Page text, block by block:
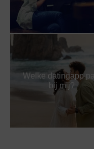
Welke datingapp
bij mij?